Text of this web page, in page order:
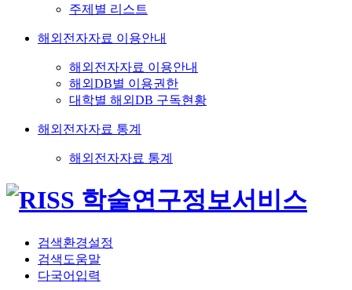
주제별 리스트
해외전자자료 이용안내
해외전자자료 이용안내
해외DB별 이용권한
대학별 해외DB 구독현황
해외전자자료 통계
해외전자자료 통계
검색환경설정
검색도움말
다국어입력